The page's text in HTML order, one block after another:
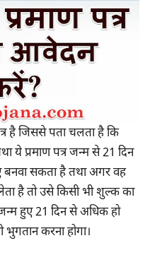
है जिससे पता चलता है कि
प्रमाण पत्र जन्म से 21 दिन
सकता है तथा अगर वह
है तो उसे किसी भी शुल्क का
हुए 21 दिन से अधिक हो
करना होगा।